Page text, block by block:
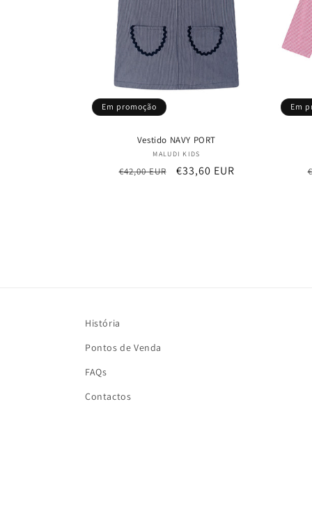
Em promoção
Vestido NAVY PORT
Fornecedor:
MALUDI KIDS
Preço
€42,00 EUR
Preço
€33,60 EUR
Em
História
Pontos de Venda
FAQs
Contactos